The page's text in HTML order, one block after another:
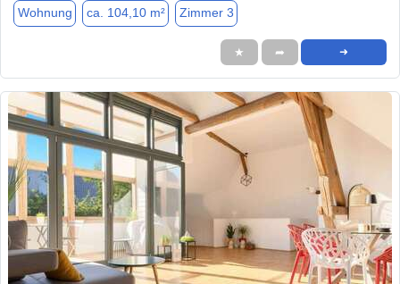
Wohnung ca. 104,10 m² Zimmer 3
★ ➦ ➜